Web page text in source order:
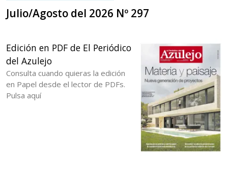
Julio/Agosto del 2026 Nº 297
Edición en PDF de El Periódico
del Azulejo
Consulta cuando quieras la edición
en Papel desde el lector de PDFs.
Pulsa aquí